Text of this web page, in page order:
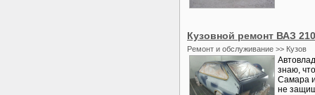
Кузовной ремонт ВАЗ
Ремонт и обслуживание >> Кузов
знаю,
Самара
не